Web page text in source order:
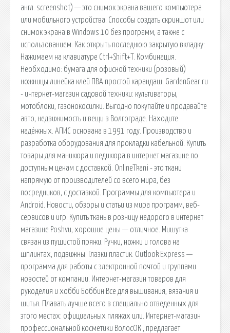
англ. screenshot) — это снимок экрана вашего компьютера
или мобильного устройства. Способы создать скриншот или
снимок экрана в Windows 10 без программ, а также с
использованием. Как открыть последнюю закрытую вкладку:
Нажимаем на клавиатуре Ctrl+Shift+T. Комбинация.
Необходимо: бумага для офисной техники (розовый)
ножницы линейка клей ПВА простой карандаш. GardenGear.ru
- интернет-магазин садовой техники: культиваторы,
мотоблоки, газонокосилки. Выгодно покупайте и продавайте
авто, недвижимость и вещи в Волгограде. Находите
надёжных. АПИС основана в 1991 году. Производство и
разработка оборудования для прокладки кабельной. Купить
товары для маникюра и педикюра в интернет магазине по
доступным ценам с доставкой. OnlineTkani - это ткани
напрямую от производителей со всего мира, без
посредников, с доставкой. Программы для компьютера и
Android. Новости, обзоры и статьи из мира программ, веб-
сервисов и игр. Купить ткань в розницу недорого в интернет
магазине Poshvu, хорошие цены — отличное. Мишутка
связан из пушистой пряжи. Ручки, ножки и голова на
шплинтах, подвижны. Глазки пластик. Outlook Express —
программа для работы с электронной почтой и группами
новостей от компании. Интернет-магазин товаров для
рукоделия и хобби Боббин Все для вышивания, вязания и
шитья. Плавать лучше всего в специально отведенных для
этого местах: официальных пляжах или. Интернет-магазин
профессиональной косметики ВолосОК , предлагает